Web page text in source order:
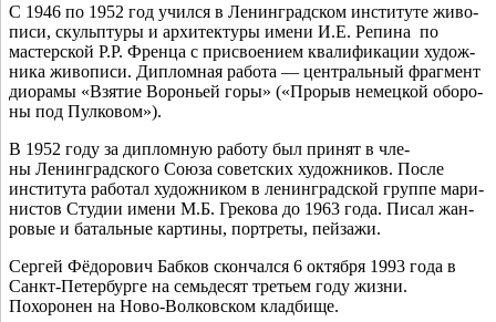
С 1946 по 1952 год учил­ся в Ленинградском инсти­ту­те живо­
пи­си, скульп­ту­ры и архи­тек­ту­ры име­ни И.Е. Репина по
мастер­ской Р.Р. Френца с при­сво­е­ни­ем ква­ли­фи­ка­ции худож­
ни­ка живо­пи­си. Дипломная рабо­та — цен­траль­ный фраг­мент
дио­ра­мы «Взятие Вороньей горы» («Прорыв немец­кой обо­ро­
ны под Пулковом»).
В 1952 году за диплом­ную рабо­ту был при­нят в чле­
ны Ленинградского Союза совет­ских худож­ни­ков. После
инсти­ту­та рабо­тал худож­ни­ком в ленин­град­ской груп­пе мари­
ни­стов Студии име­ни М.Б. Грекова до 1963 года. Писал жан­
ро­вые и баталь­ные кар­ти­ны, порт­ре­ты, пейзажи.
Сергей Фёдорович Бабков скон­чал­ся 6 октяб­ря 1993 года в
Санкт-Петербурге на семь­де­сят тре­тьем году жиз­ни.
Похоронен на Ново-Волковском кладбище.